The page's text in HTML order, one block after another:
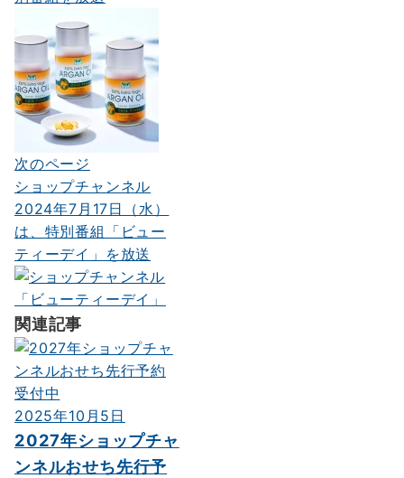
ゲ
ー
シ
ョ
次のページ
ショップチャンネル
2024年7月17日（水）
は、特別番組「ビュー
ティーデイ」を放送
関連記事
2025年10月5日
2027年ショップチャ
ンネルおせち先行予